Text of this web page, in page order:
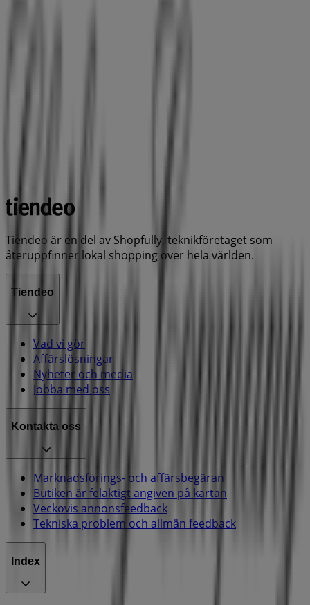
Tiendeo är en del av Shopfully, teknikföretaget som
återuppfinner lokal shopping över hela världen.
Tiendeo
Vad vi gör
Affärslösningar
Nyheter och media
Jobba med oss
Kontakta oss
Marknadsförings- och affärsbegäran
Butiken är felaktigt angiven på kartan
Veckovis annonsfeedback
Tekniska problem och allmän feedback
Index